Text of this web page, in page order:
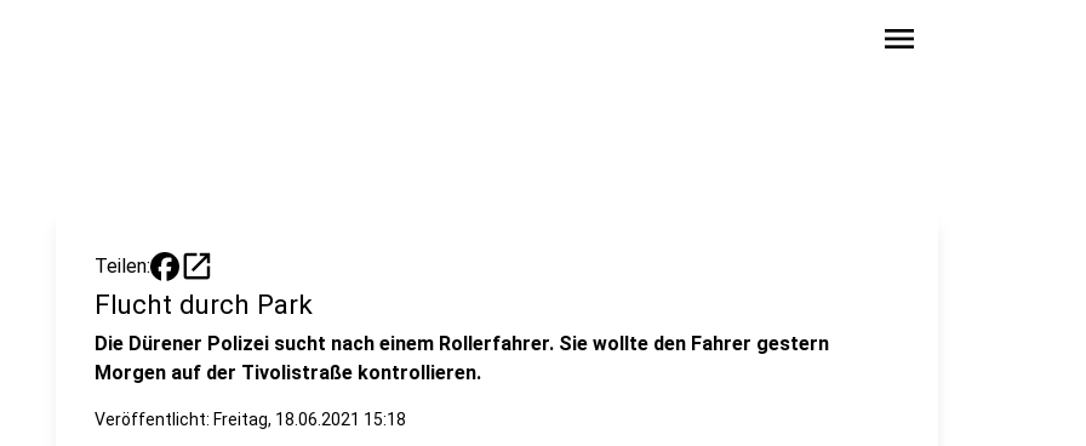
menu
Teilen: open_in_new
Flucht durch Park
Die Dürener Polizei sucht nach einem Rollerfahrer. Sie wollte den Fahrer gestern
Morgen auf der Tivolistraße kontrollieren.
Veröffentlicht: Freitag, 18.06.2021 15:18